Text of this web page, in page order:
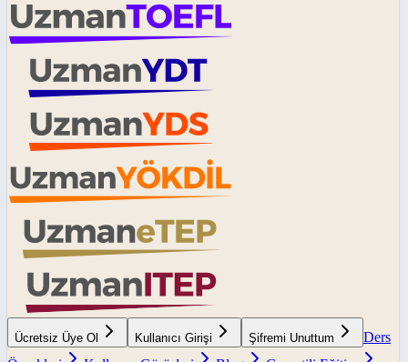
Ücretsiz Üye Ol Kullanıcı Girişi Şifremi Unuttum
Ders